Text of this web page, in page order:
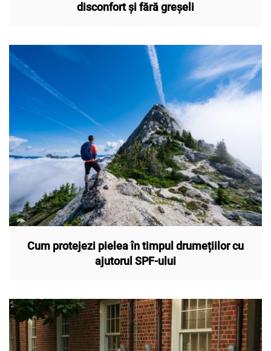
disconfort și fără greșeli
Cum protejezi pielea în timpul drumețiilor cu
ajutorul SPF-ului